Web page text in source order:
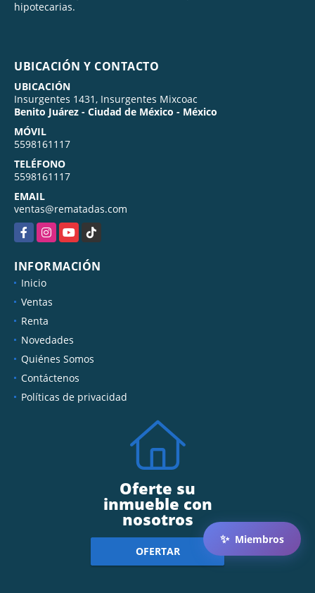
✨ Miembros
hipotecarias.
UBICACIÓN Y CONTACTO
UBICACIÓN
Insurgentes 1431, Insurgentes Mixcoac
Benito Juárez - Ciudad de México - México
MÓVIL
5598161117
TELÉFONO
5598161117
EMAIL
ventas@rematadas.com
FacebookInstagramYouTubeTikTok
INFORMACIÓN
Inicio
Ventas
Renta
Novedades
Quiénes Somos
Contáctenos
Políticas de privacidad
Oferte su
inmueble con
nosotros
OFERTAR